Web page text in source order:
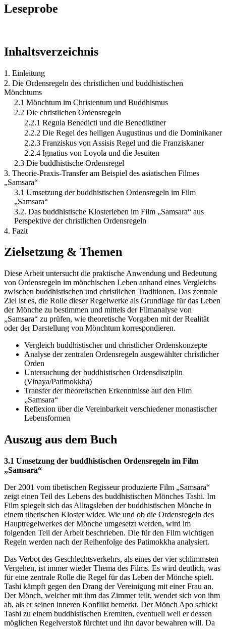
Leseprobe
Inhaltsverzeichnis
1. Einleitung
2. Die Ordensregeln des christlichen und buddhistischen
Mönchtums
2.1 Mönchtum im Christentum und Buddhismus
2.2 Die christlichen Ordensregeln
2.2.1 Regula Benedicti und die Benediktiner
2.2.2 Die Regel des heiligen Augustinus und die Dominikaner
2.2.3 Franziskus von Assisis Regel und die Franziskaner
2.2.4 Ignatius von Loyola und die Jesuiten
2.3 Die buddhistische Ordensregel
3. Theorie-Praxis-Transfer am Beispiel des asiatischen Filmes
„Samsara“
3.1 Umsetzung der buddhistischen Ordensregeln im Film
„Samsara“
3.2. Das buddhistische Klosterleben im Film „Samsara“ aus
Perspektive der christlichen Ordensregeln
4. Fazit
Zielsetzung & Themen
Diese Arbeit untersucht die praktische Anwendung und Bedeutung
von Ordensregeln im mönchischen Leben anhand eines Vergleichs
zwischen buddhistischen und christlichen Traditionen. Das zentrale
Ziel ist es, die Rolle dieser Regelwerke als Grundlage für das Leben
der Mönche zu bestimmen und mittels der Filmanalyse von
„Samsara“ zu prüfen, wie theoretische Vorgaben mit der Realität
oder der Darstellung von Mönchtum korrespondieren.
Vergleich buddhistischer und christlicher Ordenskonzepte
Analyse der zentralen Ordensregeln ausgewählter christlicher
Orden
Untersuchung der buddhistischen Ordensdisziplin
(Vinaya/Patimokkha)
Transfer der theoretischen Erkenntnisse auf den Film
„Samsara“
Reflexion über die Vereinbarkeit verschiedener monastischer
Lebensformen
Auszug aus dem Buch
3.1 Umsetzung der buddhistischen Ordensregeln im Film
„Samsara“
Der 2001 vom tibetischen Regisseur produzierte Film „Samsara“
zeigt einen Teil des Lebens des buddhistischen Mönches Tashi. Im
Film spiegelt sich das Alltagsleben der buddhistischen Mönche in
einem tibetischen Kloster wider. Wie und ob die Ordensregeln des
Hauptregelwerkes der Mönche umgesetzt werden, wird im
folgenden Teil der Arbeit beschrieben. Die für den Film wichtigen
Regeln werden nach der Reihenfolge des Patimokkha analysiert.
Das Verbot des Geschlechtsverkehrs, als eines der vier schlimmsten
Vergehen, ist immer wieder Thema des Films. Es wird deutlich, was
für eine zentrale Rolle die Regel für das Leben der Mönche spielt.
Tashi kämpft gegen den Drang der Vereinigung mit einer Frau an.
Der Mönch, welcher mit ihm das Zimmer teilt, wendet sich von ihm
ab, als er seinen inneren Konflikt bemerkt. Der Mönch Apo schickt
Tashi zu einem buddhistischen Eremiten, eventuell weil er dessen
möglichen Regelverstoß fürchtet und ihn davor bewahren will. Da